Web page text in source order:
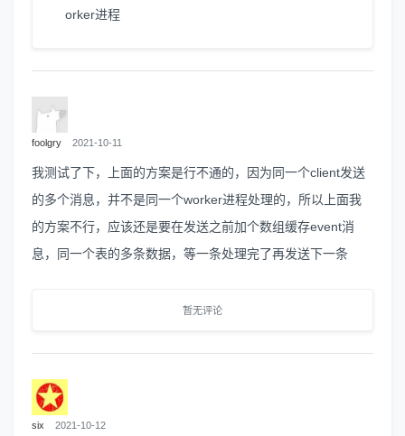
orker进程
foolgry 2021-10-11
我测试了下，上面的方案是行不通的，因为同一个client发送
的多个消息，并不是同一个worker进程处理的，所以上面我
的方案不行，应该还是要在发送之前加个数组缓存event消
息，同一个表的多条数据，等一条处理完了再发送下一条
暂无评论
six 2021-10-12